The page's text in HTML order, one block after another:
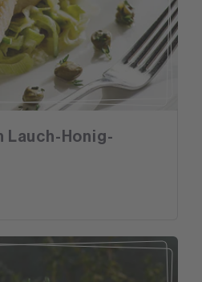
Lauch-Honig-